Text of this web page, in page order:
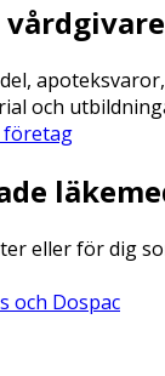
apoteksvaror,
och
företag
eller för dig
och Dospac